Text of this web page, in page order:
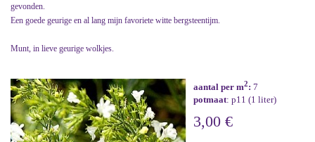
gevonden.
Een goede geurige en al lang mijn favoriete witte bergsteentijm.
Munt, in lieve geurige wolkjes.
aantal per m2: 7
potmaat: p11 (1 liter)
3,00 €